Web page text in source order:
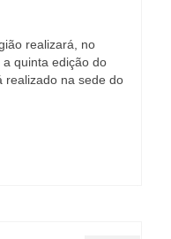
realizará, no
quinta edição do
realizado na sede do